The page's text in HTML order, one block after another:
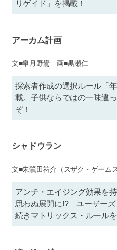
リゲイド」を掲載！
アーカム計画
文■皐月野鷽 画■黒瀬仁
探索者作成の選択ルール「
載。子供ならではの一味違
ぞ！
シャドウラン
文■朱鷺田祐介（スザク・ゲーム
アンチ・エイジング効果を
思わぬ展開に!? ユーザーズ
続きマトリックス・ルールを